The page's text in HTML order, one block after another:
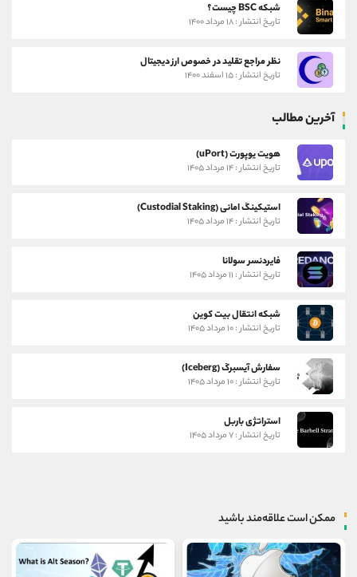
شبکه BSC چیست؟
تاریخ انتشار : ۱۸ مرداد ۱۴۰۰
نظر مراجع تقلید در خصوص ارز دیجیتال
تاریخ انتشار : ۱۵ اسفند ۱۴۰۰
آخرین مطالب
هویت یوپورت (uPort)
تاریخ انتشار : ۱۴ مرداد ۱۴۰۵
استیکینگ امانی (Custodial Staking)
تاریخ انتشار : ۱۴ مرداد ۱۴۰۵
فایردنسر سولانا
تاریخ انتشار : ۱۱ مرداد ۱۴۰۵
شبکه انتقال بیت کوین
تاریخ انتشار : ۱۰ مرداد ۱۴۰۵
سفارش آیسبرگ (Iceberg)
تاریخ انتشار : ۱۰ مرداد ۱۴۰۵
استراتژی باربل
تاریخ انتشار : ۷ مرداد ۱۴۰۵
ممکن است علاقه‌مند باشید